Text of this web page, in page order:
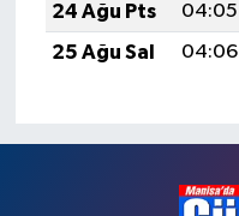
24 Ağu Pts
04:05
25 Ağu Sal
04:06